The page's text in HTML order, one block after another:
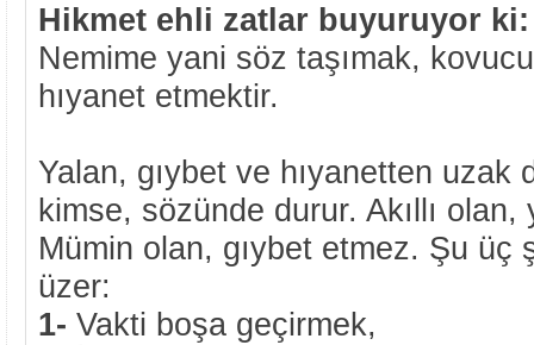
Hikmet ehli zatlar buyuruyor ki:
Nemime yani söz taşımak,
hıyanet etmektir.
Yalan, gıybet ve hıyanetten uzak
kimse, sözünde durur. Akıllı
Mümin olan, gıybet etmez. Şu üç
üzer:
1- Vakti boşa geçirmek,